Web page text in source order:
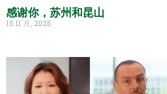
感谢你，苏州和昆山
15 11 月, 2025